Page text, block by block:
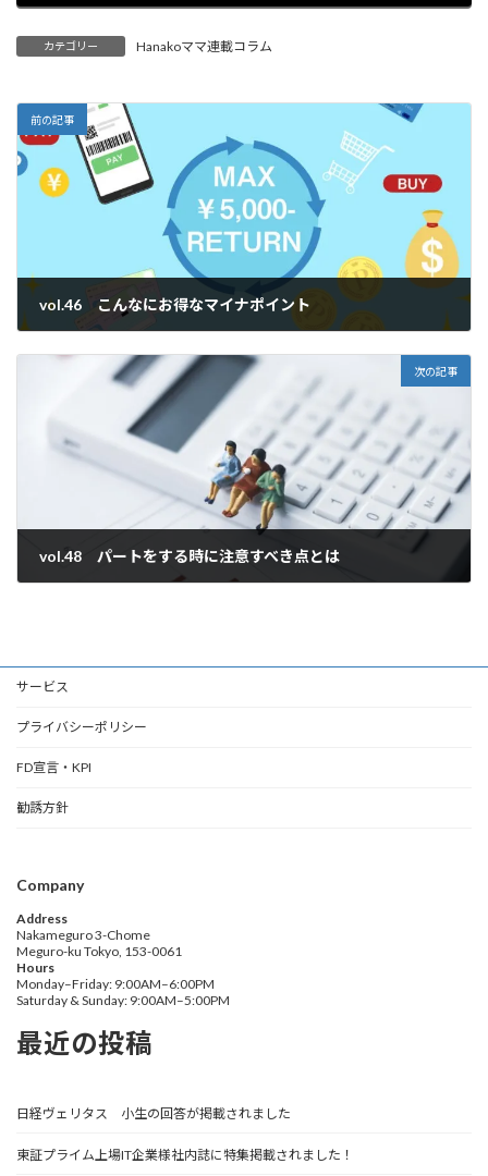
カテゴリー Hanakoママ連載コラム
前の記事
vol.46 こんなにお得なマイナポイント
次の記事
vol.48 パートをする時に注意すべき点とは
サービス
プライバシーポリシー
FD宣言・KPI
勧誘方針
Company
Address
Nakameguro 3-Chome
Meguro-ku Tokyo, 153-0061
Hours
Monday–Friday: 9:00AM–6:00PM
Saturday & Sunday: 9:00AM–5:00PM
最近の投稿
日経ヴェリタス 小生の回答が掲載されました
東証プライム上場IT企業様社内誌に特集掲載されました！